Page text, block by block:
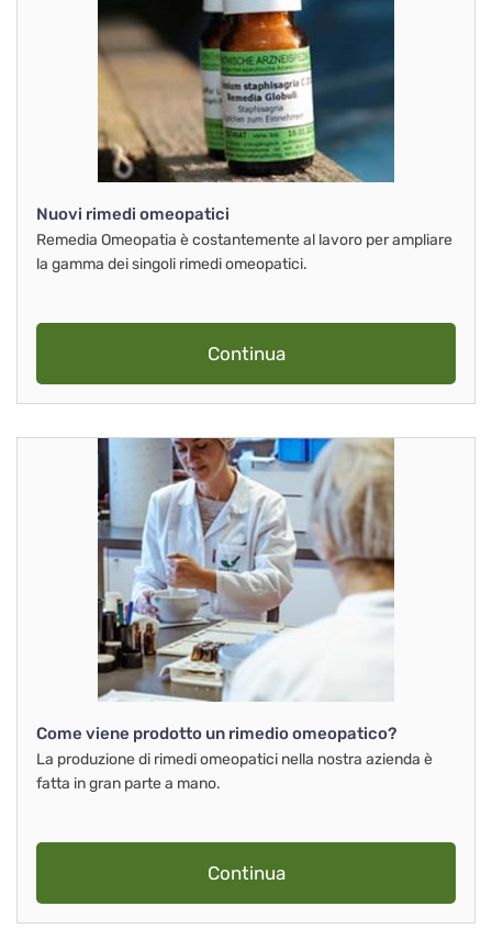
Nuovi rimedi omeopatici
Remedia Omeopatia è costantemente al lavoro per ampliare
la gamma dei singoli rimedi omeopatici.
Continua
Come viene prodotto un rimedio omeopatico?
La produzione di rimedi omeopatici nella nostra azienda è
fatta in gran parte a mano.
Continua